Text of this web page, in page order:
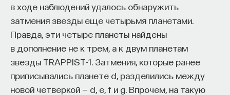
в ходе наблюдений удалось обнаружить
затмения звезды еще четырьмя планетами.
Правда, эти четыре планеты найдены
в дополнение не к трем, а к двум планетам
звезды TRAPPIST-1. Затмения, которые ранее
приписывались планете d, разделились между
новой четверкой — d, e, f и g. Впрочем, на такую